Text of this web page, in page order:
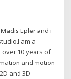
Epler and i
am a
over 10 years of
and motion
and 3D